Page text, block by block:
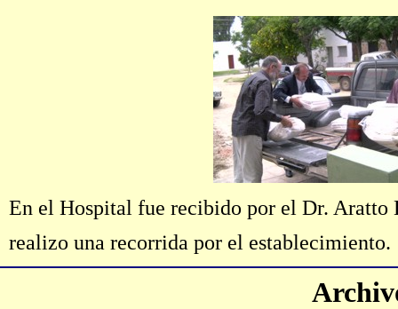
En el Hospital fue recibido por el Dr. Aratto
realizo una recorrida por el establecimiento.